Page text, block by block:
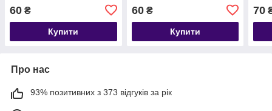
60 ₴
Купити
60₴
Купити
70
Про нас
93% позитивних з 373 відгуків за рік